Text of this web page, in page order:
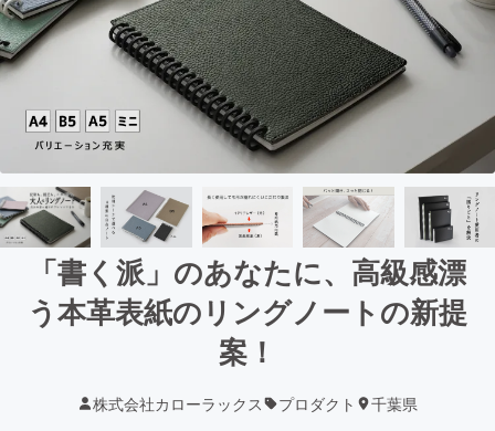
「書く派」のあなたに、高級感漂
う本革表紙のリングノートの新提
案！
株式会社カローラックス プロダクト 千葉県